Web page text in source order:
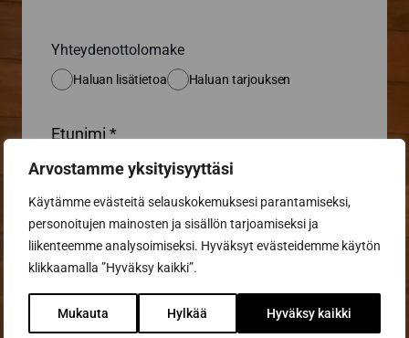
Arvostamme yksityisyyttäsi
Käytämme evästeitä selauskokemuksesi parantamiseksi,
personoitujen mainosten ja sisällön tarjoamiseksi ja
liikenteemme analysoimiseksi. Hyväksyt evästeidemme käytön
klikkaamalla ”Hyväksy kaikki”.
Mukauta Hylkää Hyväksy kaikki
Yhteydenottolomake
Haluan lisätietoa Haluan tarjouksen
Etunimi *
Puhelin